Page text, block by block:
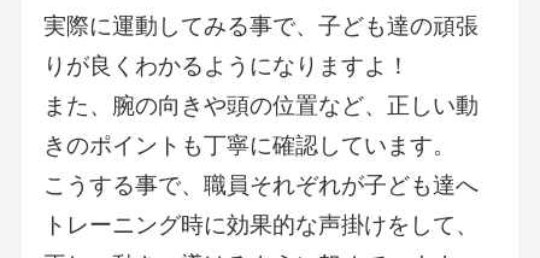
実際に運動してみる事で、子ども達の頑張
りが良くわかるようになりますよ！
また、腕の向きや頭の位置など、正しい動
きのポイントも丁寧に確認しています。
こうする事で、職員それぞれが子ども達へ
トレーニング時に効果的な声掛けをして、